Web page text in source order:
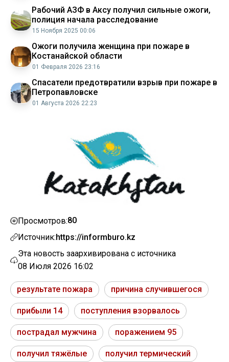
Рабочий АЗФ в Аксу получил сильные ожоги,
полиция начала расследование
15 Ноября 2025 00:06
Ожоги получила женщина при пожаре в
Костанайской области
01 Февраля 2026 23:16
Спасатели предотвратили взрыв при пожаре в
Петропавловске
01 Августа 2026 22:23
Просмотров:80
Источник:https://informburo.kz
Эта новость заархивирована с источника
08 Июля 2026 16:02
результате пожара причина случившегося
прибыли 14 поступления взорвалось
пострадал мужчина поражением 95
получил тяжёлые получил термический